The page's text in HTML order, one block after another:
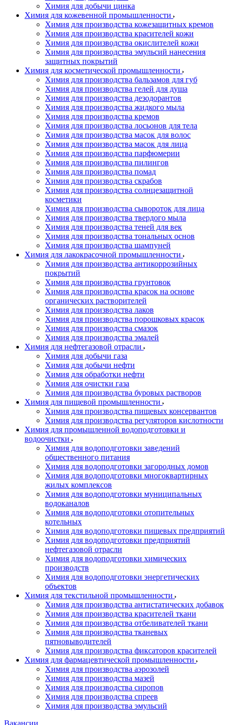
Химия для добычи цинка
Химия для кожевенной промышленности
Химия для производства кожезащитных кремов
Химия для производства красителей кожи
Химия для производства окислителей кожи
Химия для производства эмульсий нанесения
защитных покрытий
Химия для косметической промышленности
Химия для производства бальзамов для губ
Химия для производства гелей для душа
Химия для производства дезодорантов
Химия для производства жидкого мыла
Химия для производства кремов
Химия для производства лосьонов для тела
Химия для производства масок для волос
Химия для производства масок для лица
Химия для производства парфюмерии
Химия для производства пилингов
Химия для производства помад
Химия для производства скрабов
Химия для производства солнцезащитной
косметики
Химия для производства сывороток для лица
Химия для производства твердого мыла
Химия для производства теней для век
Химия для производства тональных основ
Химия для производства шампуней
Химия для лакокрасочной промышленности
Химия для производства антикоррозийных
покрытий
Химия для производства грунтовок
Химия для производства красок на основе
органических растворителей
Химия для производства лаков
Химия для производства порошковых красок
Химия для производства смазок
Химия для производства эмалей
Химия для нефтегазовой отрасли
Химия для добычи газа
Химия для добычи нефти
Химия для обработки нефти
Химия для очистки газа
Химия для производства буровых растворов
Химия для пищевой промышленности
Химия для производства пищевых консервантов
Химия для производства регуляторов кислотности
Химия для промышленной водоподготовки и
водоочистки
Химия для водоподготовки заведений
общественного питания
Химия для водоподготовки загородных домов
Химия для водоподготовки многоквартирных
жилых комплексов
Химия для водоподготовки муниципальных
водоканалов
Химия для водоподготовки отопительных
котельных
Химия для водоподготовки пищевых предприятий
Химия для водоподготовки предприятий
нефтегазовой отрасли
Химия для водоподготовки химических
производств
Химия для водоподготовки энергетических
объектов
Химия для текстильной промышленности
Химия для производства антистатических добавок
Химия для производства красителей ткани
Химия для производства отбеливателей ткани
Химия для производства тканевых
пятновыводителей
Химия для производства фиксаторов красителей
Химия для фармацевтической промышленности
Химия для производства аэрозолей
Химия для производства мазей
Химия для производства сиропов
Химия для производства спреев
Химия для производства эмульсий
Вакансии